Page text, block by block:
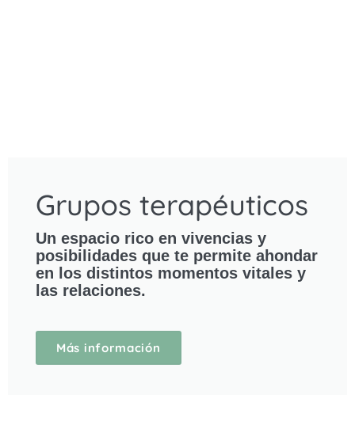
Grupos terapéuticos
Un espacio rico en vivencias y
posibilidades que te permite ahondar
en los distintos momentos vitales y
las relaciones.
Más información